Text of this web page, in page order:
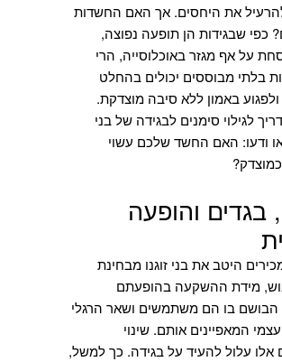
את היחסים. אך האם החשדות
כפי שבגידות הן תופעה נפוצה,
על אף מגזר באוכלוסייה, הרי
בלתי מבוססים יכולים בהחלט
באמון ללא סיבה מוצדקת.
לגילוי סימנים לבגידה של בני
ודעו: האם החשד שלכם עשוי
בגדים והופעה
היטב את בני זוגנו מבחינת
מידת ההשקעה בהופעתם
הבושם בו הם משתמשים ושאר הרגלי
המאפיינים אותם. שינוי
אלו עלול להעיד על בגידה. כך למשל,